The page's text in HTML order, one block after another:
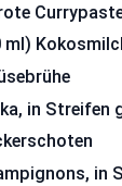
ml)
in Streifen
in